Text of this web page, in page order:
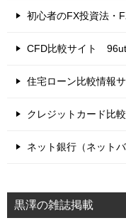
初心者のFX投資法・
CFD比較サイト
住宅ローン比較情報
クレジットカード比
ネット銀行（ネット
黒澤の雑誌掲載